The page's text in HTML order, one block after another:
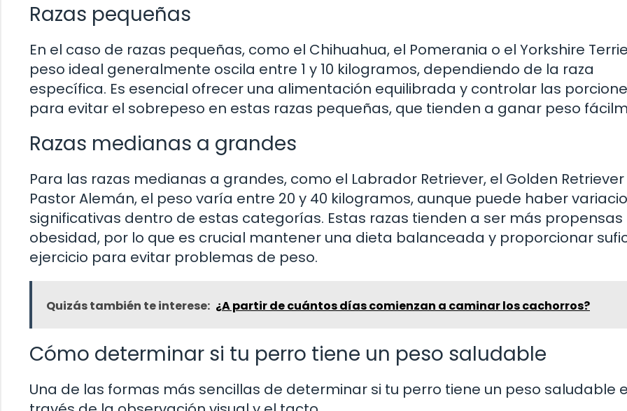
Razas pequeñas
En el caso de razas pequeñas, como el Chihuahua, el Pomerania o el Yorkshire
peso ideal generalmente oscila entre 1 y 10 kilogramos, dependiendo de la raza
específica. Es esencial ofrecer una alimentación equilibrada y controlar las
para evitar el sobrepeso en estas razas pequeñas, que tienden a ganar peso
Razas medianas a grandes
Para las razas medianas a grandes, como el Labrador Retriever, el Golden
Pastor Alemán, el peso varía entre 20 y 40 kilogramos, aunque puede haber
significativas dentro de estas categorías. Estas razas tienden a ser más propensas
obesidad, por lo que es crucial mantener una dieta balanceada y proporcionar
ejercicio para evitar problemas de peso.
Quizás también te interese: ¿A partir de cuántos días comienzan a caminar los cachorros?
Cómo determinar si tu perro tiene un peso saludable
Una de las formas más sencillas de determinar si tu perro tiene un peso saludable